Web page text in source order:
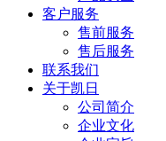
客户服务
售前服务
售后服务
联系我们
关于凯日
公司简介
企业文化